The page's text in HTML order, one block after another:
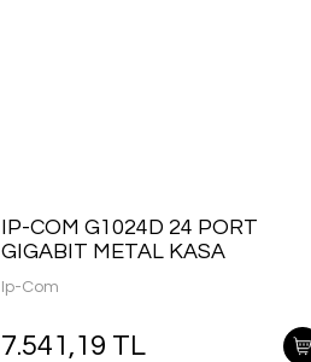
IP-COM G1024D 24 PORT
GIGABIT METAL KASA
Ip-Com
7.541,19 TL